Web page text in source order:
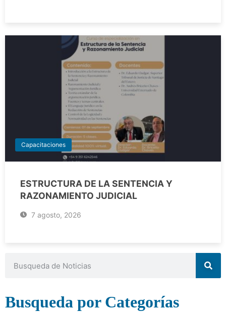
Capacitaciones
ESTRUCTURA DE LA SENTENCIA Y
RAZONAMIENTO JUDICIAL
7 agosto, 2026
Busqueda por Categorías